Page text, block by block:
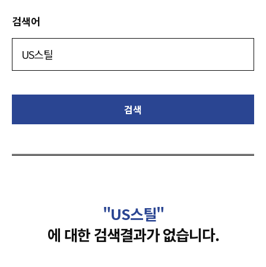
검색어
검색
"US스틸"
에 대한 검색결과가 없습니다.